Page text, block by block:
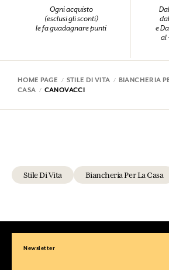
Ogni acquisto
(esclusi gli sconti)
le fa guadagnare punti
e
al
HOME PAGE STILE DI VITA
BIANCHERIA
CASA
CANOVACCI
Stile Di Vita Biancheria Per La Casa
Newsletter